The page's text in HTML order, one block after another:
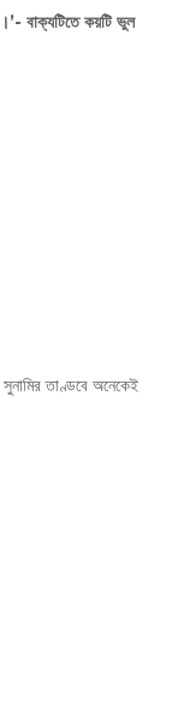
বাক্যটিতে কয়টি ভুল
তাণ্ডবে অনেকেই